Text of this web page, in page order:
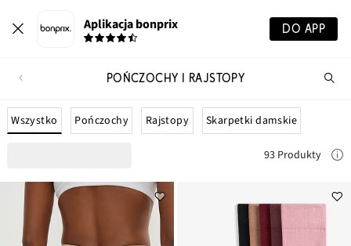
Aplikacja bonprix DO APP
POŃCZOCHY I RAJSTOPY
Wszystko Pończochy Rajstopy Skarpetki damskie
93 Produkty